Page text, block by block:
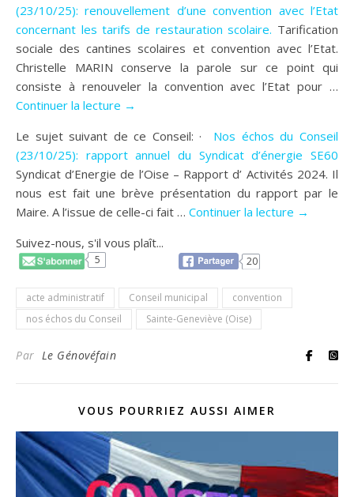
(23/10/25): renouvellement d’une convention avec l’Etat
concernant les tarifs de restauration scolaire. Tarification
sociale des cantines scolaires et convention avec l’Etat.
Christelle MARIN conserve la parole sur ce point qui
consiste à renouveler la convention avec l’Etat pour …
Continuer la lecture →
Le sujet suivant de ce Conseil: · Nos échos du Conseil
(23/10/25): rapport annuel du Syndicat d’énergie SE60
Syndicat d’Energie de l’Oise – Rapport d’ Activités 2024. Il
nous est fait une brève présentation du rapport par le
Maire. A l’issue de celle-ci fait … Continuer la lecture →
Suivez-nous, s'il vous plaît...
5 20
acte administratif Conseil municipal
convention
nos échos du Conseil
Sainte-Geneviève (Oise)
Par Le Génovéfain
VOUS POURRIEZ AUSSI AIMER